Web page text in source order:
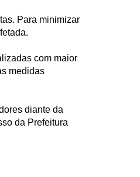
Para minimizar
com maior
medidas
diante da
da Prefeitura